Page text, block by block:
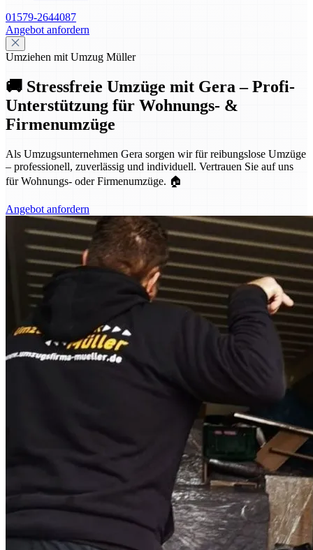
01579-2644087
Angebot anfordern
Umziehen mit Umzug Müller
🚚 Stressfreie Umzüge mit Gera – Profi-
Unterstützung für Wohnungs- &
Firmenumzüge
Als Umzugsunternehmen Gera sorgen wir für reibungslose Umzüge
– professionell, zuverlässig und individuell. Vertrauen Sie auf uns
für Wohnungs- oder Firmenumzüge. 🏠
Angebot anfordern